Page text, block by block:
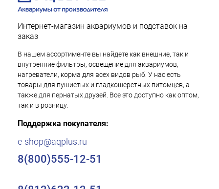
Интернет-магазин аквариумов и подставок на
заказ
В нашем ассортименте вы найдете как внешние, так и
внутренние фильтры, освещение для аквариумов,
нагреватели, корма для всех видов рыб. У нас есть
товары для пушистых и гладкошерстных питомцев, а
также для пернатых друзей. Все это доступно как оптом,
так и в розницу.
Поддержка покупателя:
e-shop@aqplus.ru
8(800)555-12-51